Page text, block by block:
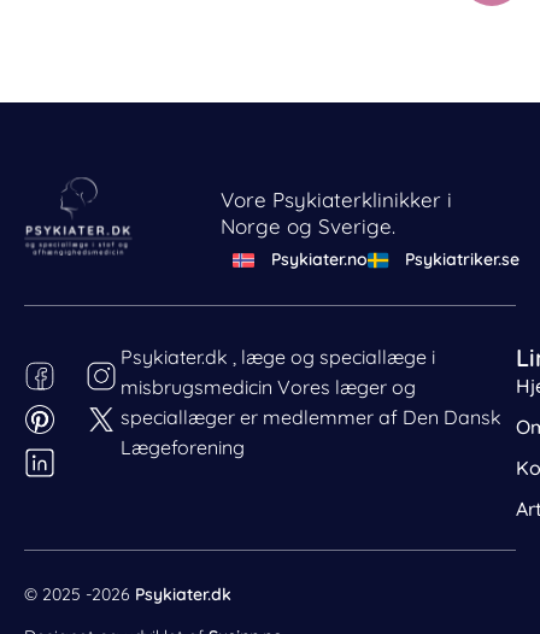
Vore Psykiaterklinikker i
Norge og Sverige.
Psykiater.no Psykiatriker.se
Psykiater.dk , læge og speciallæge i
misbrugsmedicin Vores læger og
speciallæger er medlemmer af Den Dansk
Lægeforening
© 2025 -2026 Psykiater.dk
Behandl dit samtykke
For at give den bedst mulige oplevelse bruger vi cookies
til at gemme eller tilgå enhedsdata. Nægtelse af
samtykke kan begrænse visse funktioner.
Statistik
Markedsføring